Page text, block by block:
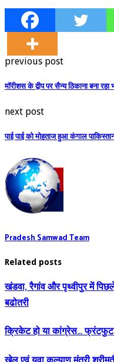
previous post
मॉरीशस के द्वीप पर सैन्य ठिकाना बना
next post
पाई पाई को मोहताज हुआ कंगाल
Pradesh Samwad Team
Related posts
खंडवा, रैगांव और पृथ्वीपुर में
बढोतरी
क्रिकेट हो या कांग्रेस…